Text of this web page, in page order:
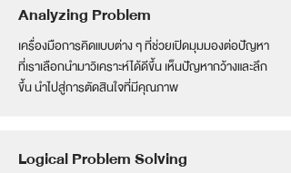
Analyzing Problem
เครื่องมือการคิดแบบต่าง ๆ ที่ช่วยเปิดมุมมองต่อปัญหา
ที่เราเลือกนำมาวิเคราะห์ได้ดีขึ้น เห็นปัญหากว้างและลึก
ขึ้น นำไปสู่การตัดสินใจที่มีคุณภาพ
Logical Problem Solving